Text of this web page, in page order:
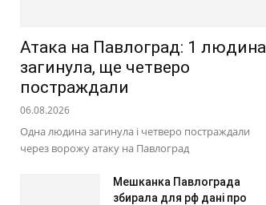
Атака на Павлоград: 1 людина
загинула, ще четверо
постраждали
06.08.2026
Одна людина загинула і четверо постраждали
через ворожу атаку на Павлоград
Мешканка Павлограда
збирала для рф дані про